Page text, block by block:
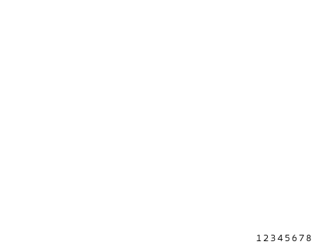
1 2 3 4 5 6 7 8